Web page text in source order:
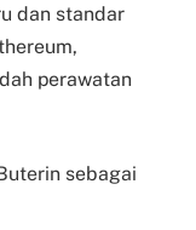
dan standar
perawatan
sebagai